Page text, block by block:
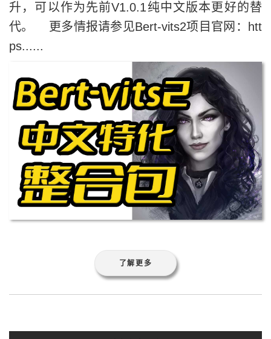
升，可以作为先前V1.0.1纯中文版本更好的替
代。 更多情报请参见Bert-vits2项目官网：htt
ps......
了解更多